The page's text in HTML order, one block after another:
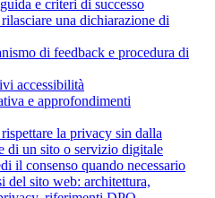
e criteri di successo
una dichiarazione di
di feedback e procedura di
accessibilità
e approfondimenti
la privacy sin dalla
di un sito o servizio digitale
il consenso quando necessario
del sito web: architettura,